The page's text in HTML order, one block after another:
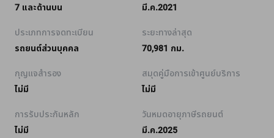
7 และด้านบน
มี.ค.2021
ประเภทการจดทะเบียน
รถยนต์ส่วนบุคคล
ระยะทางล่าสุด
70,981 กม.
กุญแจสำรอง
ไม่มี
สมุดคู่มือการเข้าศูนย์บริการ
ไม่มี
การรับประกันหลัก
ไม่มี
วันหมดอายุภาษีรถยนต์
มี.ค.2025